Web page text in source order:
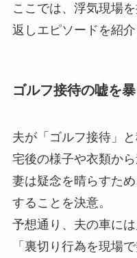
ここでは、浮気現場
返しエピソードを紹介
ゴルフ接待の嘘を
夫が「ゴルフ接待」
宅後の様子や衣類から
妻は疑念を晴らすた
することを決意。
予想通り、夫の車に
「裏切り行為を現場